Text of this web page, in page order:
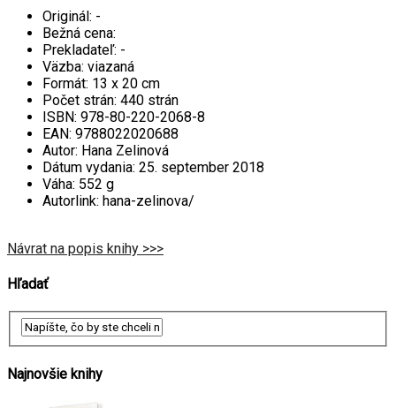
Originál: -
Bežná cena:
Prekladateľ: -
Väzba: viazaná
Formát: 13 x 20 cm
Počet strán: 440 strán
ISBN: 978-80-220-2068-8
EAN: 9788022020688
Autor: Hana Zelinová
Dátum vydania: 25. september 2018
Váha: 552 g
Autorlink: hana-zelinova/
Návrat na popis knihy >>>
Hľadať
Najnovšie knihy